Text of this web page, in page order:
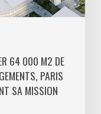
64 000 M2 DE
PARIS
SA MISSION